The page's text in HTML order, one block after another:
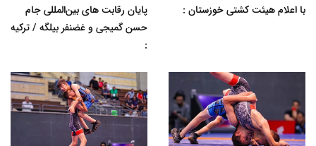
با اعلام هیئت کشتی خوزستان :
پایان رقابت های بین‌المللی جام
حسن گمیجی و غضنفر بیلگه / ترکیه
: